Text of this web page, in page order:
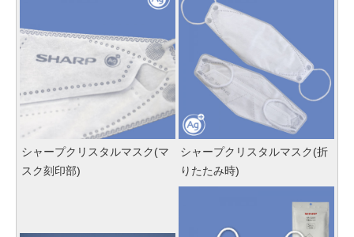
シャープクリスタルマスク(マ
スク刻印部)
シャープクリスタルマスク(折
りたたみ時)